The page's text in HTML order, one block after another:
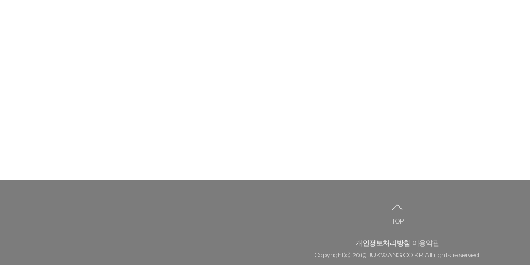
TOP
개인정보처리방침 이용약관
Copyright(c) 2019 JUKWANG.CO.KR All rights reserved.